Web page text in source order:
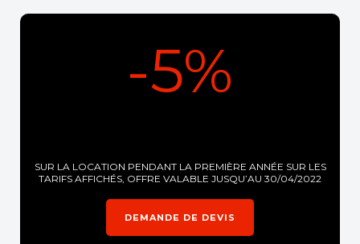
-5%
SUR LA LOCATION PENDANT LA PREMIÈRE ANNÉE SUR LES
TARIFS AFFICHÉS, OFFRE VALABLE JUSQU’AU 30/04/2022
DEMANDE DE DEVIS